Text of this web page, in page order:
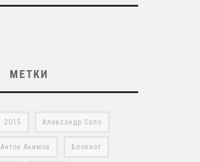
МЕТКИ
2015 Александр Соло
Антон Акимов Блокнот